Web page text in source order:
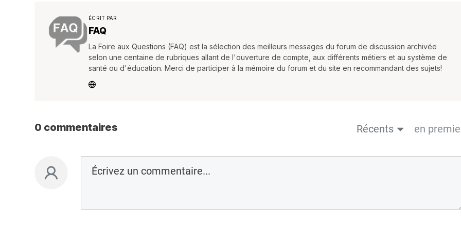
ÉCRIT PAR
FAQ
La Foire aux Questions (FAQ) est la sélection des meilleurs messages du forum de discussion archivée
selon une centaine de rubriques allant de l'ouverture de compte, aux différents métiers et au système de
santé ou d'éducation. Merci de participer à la mémoire du forum et du site en recommandant des sujets!
0 commentaires Récents en